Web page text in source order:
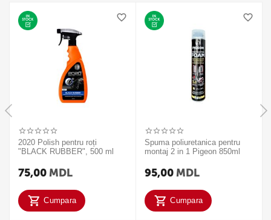
2020 Polish pentru roți
"BLACK RUBBER", 500 ml
75,00 MDL
Cumpara
Spuma poliuretanica pentru
montaj 2 in 1 Pigeon 850ml
95,00 MDL
Cumpara